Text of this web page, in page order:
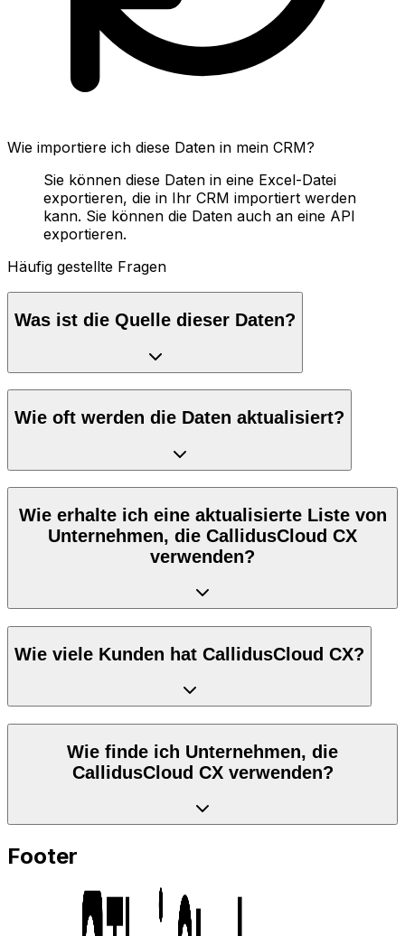
Wie importiere ich diese Daten in mein CRM?
Sie können diese Daten in eine Excel-Datei
exportieren, die in Ihr CRM importiert werden
kann. Sie können die Daten auch an eine API
exportieren.
Häufig gestellte Fragen
Was ist die Quelle dieser Daten?
Wie oft werden die Daten aktualisiert?
Wie erhalte ich eine aktualisierte Liste von
Unternehmen, die CallidusCloud CX
verwenden?
Wie viele Kunden hat CallidusCloud CX?
Wie finde ich Unternehmen, die
CallidusCloud CX verwenden?
Footer